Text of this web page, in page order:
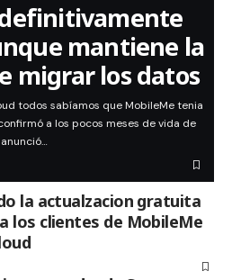
mantiene la
migrar los datos
todos sabíamos que MobileMe tenia
a los pocos meses de vida de
la actualzacion gratuita
los clientes de MobileMe